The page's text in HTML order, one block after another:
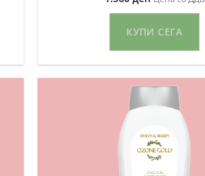
КУПИ СЕГА